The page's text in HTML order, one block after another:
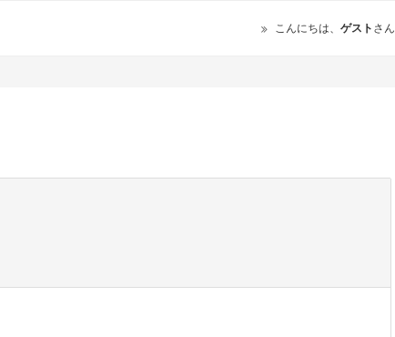
こんにちは、 ゲストさん